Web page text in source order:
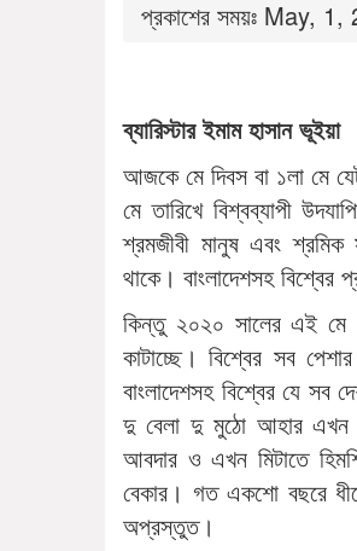
প্রকাশের সময়ঃ May,
ব্যারিস্টার ইমাম হাসান ভূইয়া
আজকে মে দিবস বা ১লা মে
মে তারিখে বিশ্বব্যাপী
শ্রমজীবী মানুষ এবং শ্রমিক
থাকে। বাংলাদেশসহ বিশ্বের
কিন্তু ২০২০ সালের এই মে
কাটাচ্ছে। বিশ্বের সব
বাংলাদেশসহ বিশ্বের যে সব
দু বেলা দু মুঠো আহার এখন
আবদার ও এখন মিটাতে
বেকার। গত একশো বছরে
অপ্রস্তুত।